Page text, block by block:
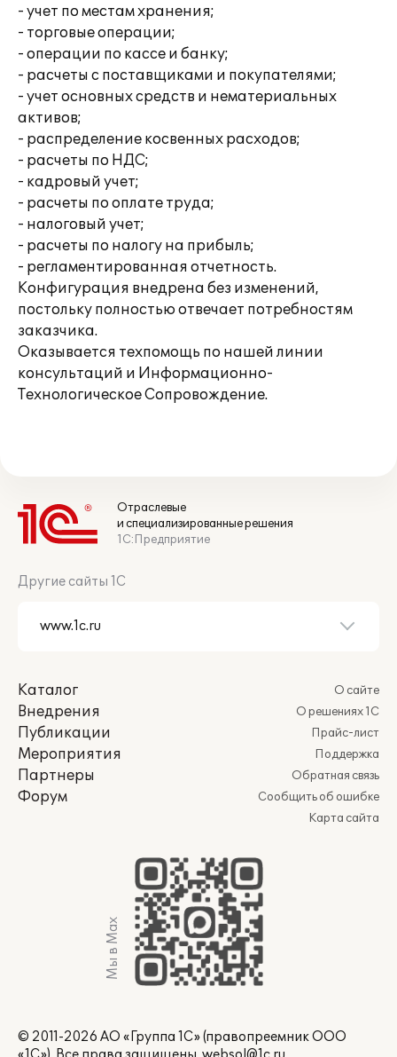
- учет по местам хранения;
- торговые операции;
- операции по кассе и банку;
- расчеты с поставщиками и покупателями;
- учет основных средств и нематериальных
активов;
- распределение косвенных расходов;
- расчеты по НДС;
- кадровый учет;
- расчеты по оплате труда;
- налоговый учет;
- расчеты по налогу на прибыль;
- регламентированная отчетность.
Конфигурация внедрена без изменений,
постольку полностью отвечает потребностям
заказчика.
Оказывается техпомощь по нашей линии
консультаций и Информационно-
Технологическое Сопровождение.
Отраслевые
и специализированные решения
1С:Предприятие
Другие сайты 1С
Каталог
Внедрения
Публикации
Мероприятия
Партнеры
Форум
О сайте
О решениях 1С
Прайс-лист
Поддержка
Обратная связь
Сообщить об ошибке
Карта сайта
Мы в Max
© 2011-2026 АО «Группа 1С» (правопреемник ООО